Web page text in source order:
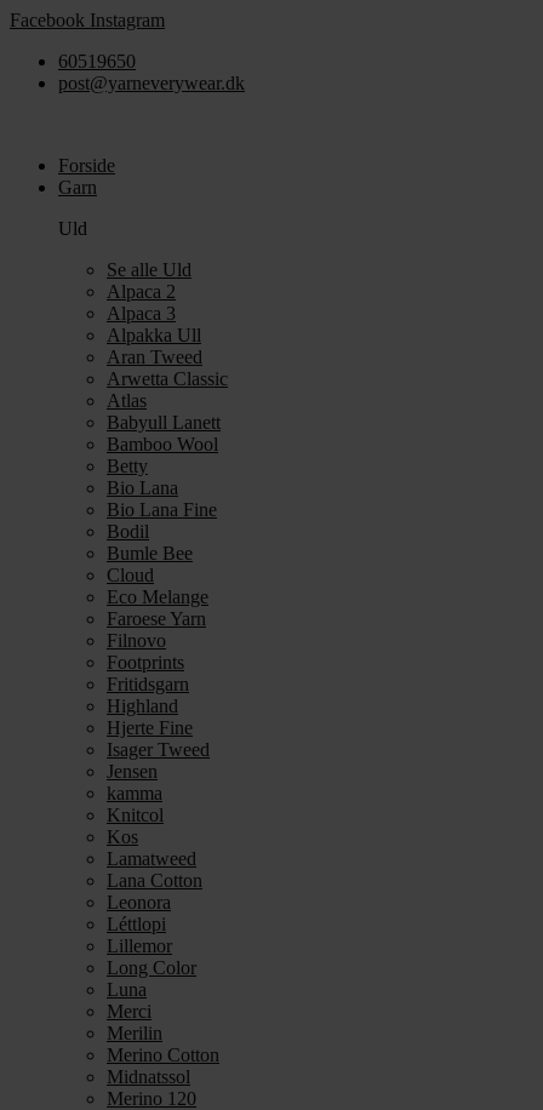
Videre
indhold
Facebook Instagram
60519650
post@yarneverywear.dk
Forside
Garn
Uld
Se alle Uld
Alpaca 2
Alpaca 3
Alpakka Ull
Aran Tweed
Arwetta Classic
Atlas
Babyull Lanett
Bamboo Wool
Betty
Bio Lana
Bio Lana Fine
Bodil
Bumle Bee
Cloud
Eco Melange
Faroese Yarn
Filnovo
Footprints
Fritidsgarn
Highland
Hjerte Fine
Isager Tweed
Jensen
kamma
Knitcol
Kos
Lamatweed
Lana Cotton
Leonora
Léttlopi
Lillemor
Long Color
Luna
Merci
Merilin
Merino Cotton
Midnatssol
Merino 120